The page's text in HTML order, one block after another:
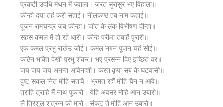
प्रकटी उदधि मंथन में ज्वाला। जरत सुरासुर भए विहाला॥
कीन्ही दया तहं करी सहाई। नीलकण्ठ तब नाम कहाई॥
पूजन रामचन्द्र जब कीन्हा। जीत के लंक विभीषण दीन्हा॥
सहस कमल में हो रहे धारी। कीन्ह परीक्षा तबहिं पुरारी॥
एक कमल प्रभु राखेउ जोई। कमल नयन पूजन चहं सोई॥
कठिन भक्ति देखी प्रभु शंकर। भए प्रसन्न दिए इच्छित वर॥
जय जय जय अनन्त अविनाशी। करत कृपा सब के घटवासी॥
दुष्ट सकल नित मोहि सतावै। भ्रमत रहौं मोहि चैन न आवै॥
त्राहि त्राहि मैं नाथ पुकारो। येहि अवसर मोहि आन उबारो॥
लै त्रिशूल शत्रुन को मारो। संकट ते मोहि आन उबारो॥